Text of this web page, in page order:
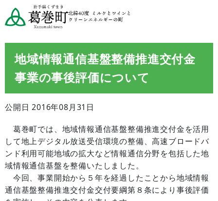
地域情報通信基盤整備推進交付金
事業の事後評価について
公開日 2016年08月31日
葛巻町では、地域情報通信基盤整備推進交付金を活用
して地上デジタル放送受信環境の整備、高速ブロードバ
ンド利用可能地域の拡大など情報通信分野を包括した地
域情報通信基盤を整備いたしました。
今回、事業開始から５年を経過したことから地域情報
通信基盤整備推進交付金交付要綱第８条により事後評価